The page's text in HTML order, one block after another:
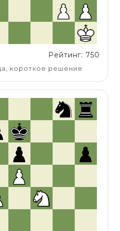
Рейтинг: 750
короткое решение